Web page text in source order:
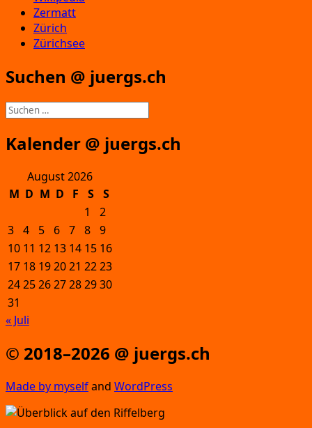
Zermatt
Zürich
Zürichsee
Suchen @ juergs.ch
Suchen
nach:
Kalender @ juergs.ch
August 2026
M D M D F S
S
1
2
3 4 5 6 7 8 9
10 11 12 13 14 15 16
17 18 192021 2223
24252627282930
31
« Juli
© 2018–2026 @ juergs.ch
Made by mys­elfand Word­Press